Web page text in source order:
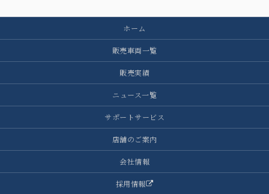
ホーム
販売車両一覧
販売実績
ニュース一覧
サポートサービス
店舗のご案内
会社情報
採用情報